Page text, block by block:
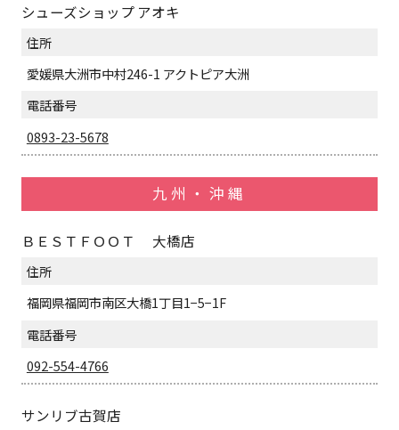
シューズショップ アオキ
住所
愛媛県大洲市中村246-1 アクトピア大洲
電話番号
0893-23-5678
九州・沖縄
ＢＥＳＴＦＯＯＴ 大橋店
住所
福岡県福岡市南区大橋1丁目1−5−1F
電話番号
092-554-4766
サンリブ古賀店